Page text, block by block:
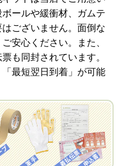
。
ールで確認し、梱包キット
す。梱包キットは送料無料
ます。
同封する発送ガイドの手順
ートフォンなどのカメラで
もちゃの写真をトーク中に送
で確認し、梱包キットを
。梱包キットは送料無料で
す。
ールや緩衝材、ガムテ
ございません。面倒な
安心ください。また、
も同封されています。
最短翌日到着」が可能